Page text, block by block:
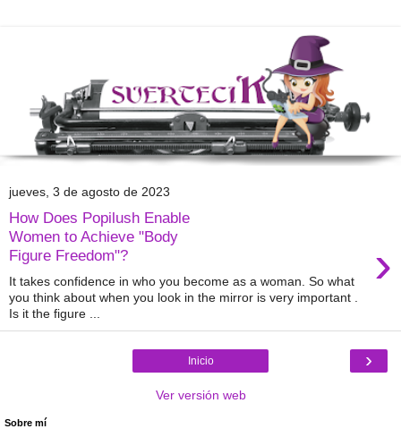
jueves, 3 de agosto de 2023
How Does Popilush Enable
Women to Achieve "Body
Figure Freedom"?
›
It takes confidence in who you become as a woman. So what
you think about when you look in the mirror is very important .
Is it the figure ...
›
Inicio
Ver versión web
Sobre mí